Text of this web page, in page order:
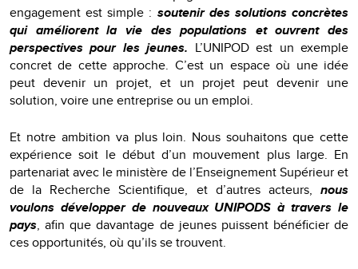
engagement est simple : soutenir des solutions concrètes
qui améliorent la vie des populations et ouvrent des
perspectives pour les jeunes. L’UNIPOD est un exemple
concret de cette approche. C’est un espace où une idée
peut devenir un projet, et un projet peut devenir une
solution, voire une entreprise ou un emploi.
Et notre ambition va plus loin. Nous souhaitons que cette
expérience soit le début d’un mouvement plus large. En
partenariat avec le ministère de l’Enseignement Supérieur et
de la Recherche Scientifique, et d’autres acteurs, nous
voulons développer de nouveaux UNIPODS à travers le
pays, afin que davantage de jeunes puissent bénéficier de
ces opportunités, où qu’ils se trouvent.